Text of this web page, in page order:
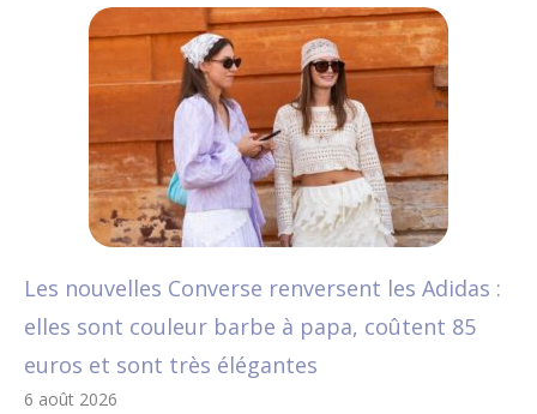
Les nouvelles Converse renversent les Adidas :
elles sont couleur barbe à papa, coûtent 85
euros et sont très élégantes
6 août 2026